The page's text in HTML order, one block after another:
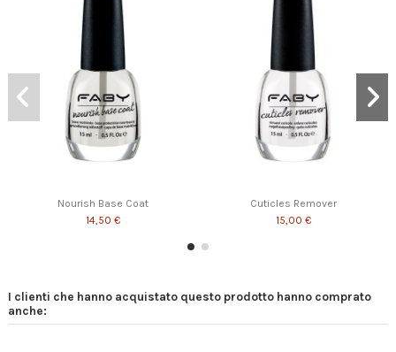
Nourish Base Coat
14,50 €
Cuticles Remover
15,00 €
I clienti che hanno acquistato questo prodotto hanno comprato
anche: